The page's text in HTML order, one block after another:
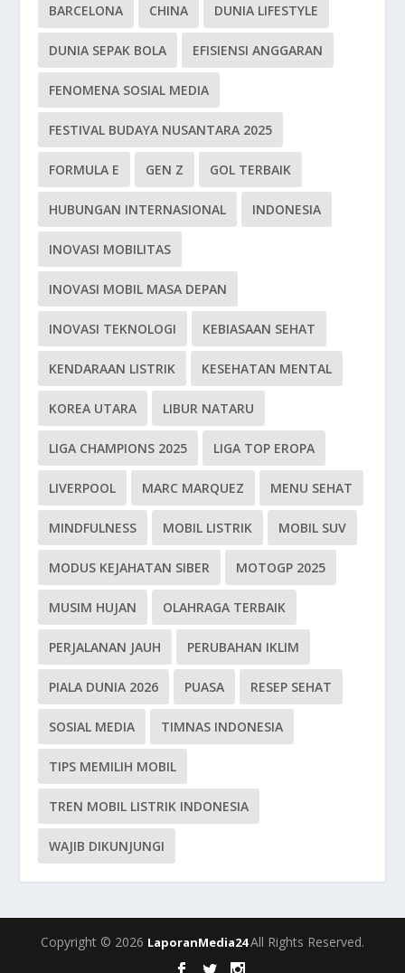
BARCELONA CHINA DUNIA LIFESTYLE
DUNIA SEPAK BOLA EFISIENSI ANGGARAN
FENOMENA SOSIAL MEDIA
FESTIVAL BUDAYA NUSANTARA 2025
FORMULA E GEN Z GOL TERBAIK
HUBUNGAN INTERNASIONAL INDONESIA
INOVASI MOBILITAS
INOVASI MOBIL MASA DEPAN
INOVASI TEKNOLOGI KEBIASAAN SEHAT
KENDARAAN LISTRIK KESEHATAN MENTAL
KOREA UTARA LIBUR NATARU
LIGA CHAMPIONS 2025 LIGA TOP EROPA
LIVERPOOL MARC MARQUEZ MENU SEHAT
MINDFULNESS MOBIL LISTRIK MOBIL SUV
MODUS KEJAHATAN SIBER MOTOGP 2025
MUSIM HUJAN OLAHRAGA TERBAIK
PERJALANAN JAUH PERUBAHAN IKLIM
PIALA DUNIA 2026 PUASA RESEP SEHAT
SOSIAL MEDIA TIMNAS INDONESIA
TIPS MEMILIH MOBIL
TREN MOBIL LISTRIK INDONESIA
WAJIB DIKUNJUNGI
Copyright © 2026 LaporanMedia24All Rights Reserved.